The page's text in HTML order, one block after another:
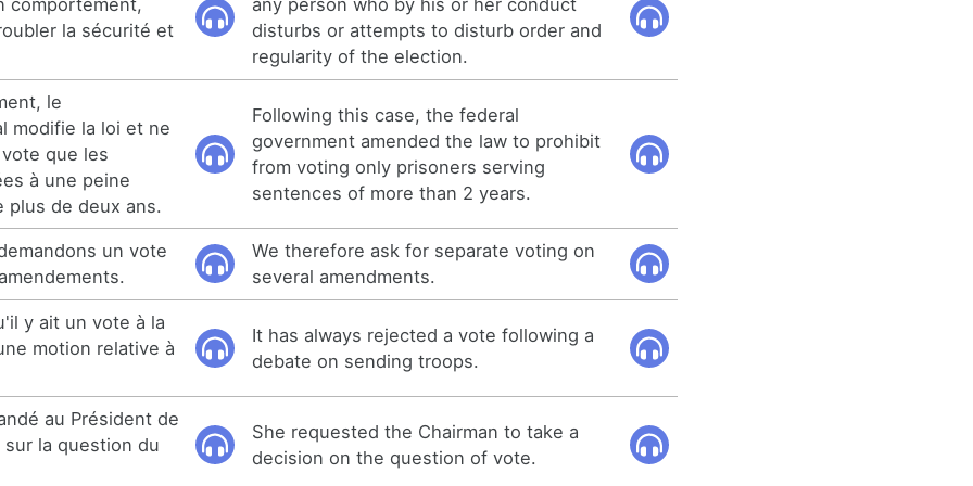
comportement,
la sécurité et
any person who by his or her conduct
disturbs or attempts to disturb order and
regularity of the election.
le
modifie la loi et ne
que les
à une peine
plus de deux ans.
Following this case, the federal
government amended the law to prohibit
from voting only prisoners serving
sentences of more than 2 years.
un vote
We therefore ask for separate voting on
several amendments.
y ait un vote à la
motion relative à
It has always rejected a vote following a
debate on sending troops.
au Président de
la question du
She requested the Chairman to take a
decision on the question of vote.